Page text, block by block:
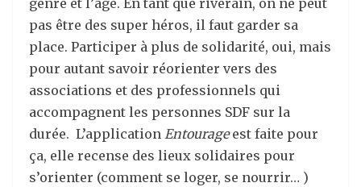
pas être des super héros, il faut garder sa
place. Participer à plus de solidarité, oui, mais
pour autant savoir réorienter vers des
associations et des professionnels qui
accompagnent les personnes SDF sur la
durée. L’application Entourageest faite pour
ça, elle recense des lieux solidaires pour
s’orienter (comment se loger, se nourrir… )